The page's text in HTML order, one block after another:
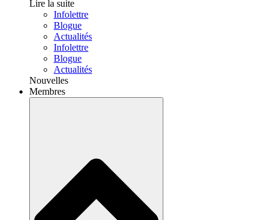
Lire la suite
Infolettre
Blogue
Actualités
Infolettre
Blogue
Actualités
Nouvelles
Membres